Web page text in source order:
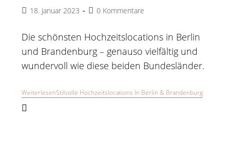
18. Januar 2023 0 Kommentare
Die schönsten Hochzeitslocations in Berlin
und Brandenburg – genauso vielfältig und
wundervoll wie diese beiden Bundesländer.
WeiterlesenStilvolle Hochzeitslocations In Berlin & Brandenburg